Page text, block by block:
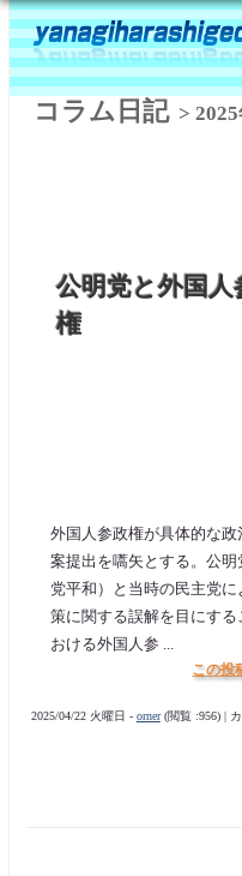
コラム日記> 2025
公明党と外国人
権
外国人参政権が具体的な
案提出を嚆矢とする。公
党平和）と当時の民主党
策に関する誤解を目にす
おける外国人参 ...
この投
2025/04/22 火曜日 - orner(閲覧 :956) |